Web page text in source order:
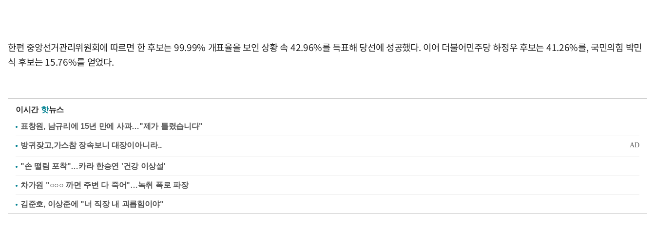
한편 중앙선거관리위원회에 따르면 한 후보는 99.99% 개표율을 보인 상황 속 42.96%를 득표해 당선에 성공했다. 이어 더불어민주당 하정우 후보는 41.26%를, 국민의힘 박민
식 후보는 15.76%를 얻었다.
이시간 핫뉴스
표창원, 남규리에 15년 만에 사과…"제가 틀렸습니다"
"손 떨림 포착"…카라 한승연 '건강 이상설'
차가원 "○○○ 까면 주변 다 죽어"…녹취 폭로 파장
김준호, 이상준에 "너 직장 내 괴롭힘이야"